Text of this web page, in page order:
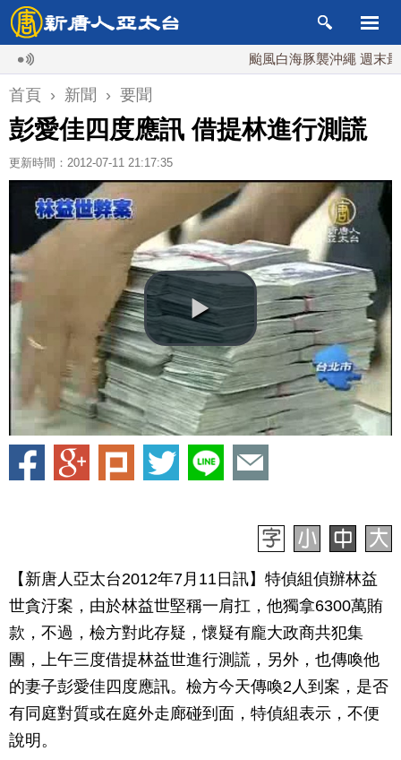
颱風白海豚襲沖繩 週末最近台
首頁 › 新聞 › 要聞
彭愛佳四度應訊 借提林進行測謊
更新時間：2012-07-11 21:17:35
【新唐人亞太台2012年7月11日訊】特偵組偵辦林益
世貪汙案，由於林益世堅稱一肩扛，他獨拿6300萬賄
款，不過，檢方對此存疑，懷疑有龐大政商共犯集
團，上午三度借提林益世進行測謊，另外，也傳喚他
的妻子彭愛佳四度應訊。檢方今天傳喚2人到案，是否
有同庭對質或在庭外走廊碰到面，特偵組表示，不便
說明。